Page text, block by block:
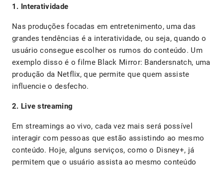
1. Interatividade
Nas produções focadas em entretenimento, uma das
grandes tendências é a interatividade, ou seja, quando o
usuário consegue escolher os rumos do conteúdo. Um
exemplo disso é o filme Black Mirror: Bandersnatch, uma
produção da Netflix, que permite que quem assiste
influencie o desfecho.
2. Live streaming
Em streamings ao vivo, cada vez mais será possível
interagir com pessoas que estão assistindo ao mesmo
conteúdo. Hoje, alguns serviços, como o Disney+, já
permitem que o usuário assista ao mesmo conteúdo